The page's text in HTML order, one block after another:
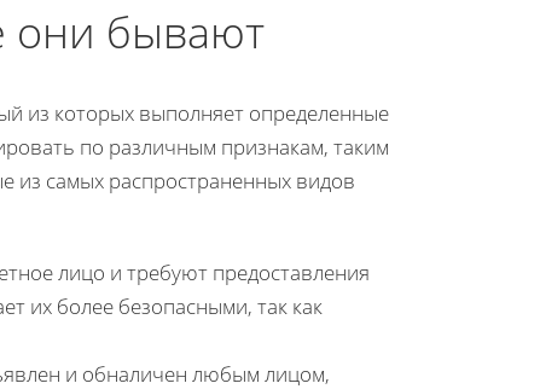
они бывают
из которых выполняет определенные
по различным признакам, таким
из самых распространенных видов
лицо и требуют предоставления
их более безопасными, так как
и обналичен любым лицом,